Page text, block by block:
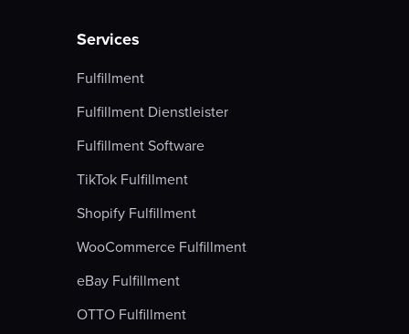
Services
Fulfillment
Fulfillment Dienstleister
Fulfillment Software
TikTok Fulfillment
Shopify Fulfillment
WooCommerce Fulfillment
eBay Fulfillment
OTTO Fulfillment